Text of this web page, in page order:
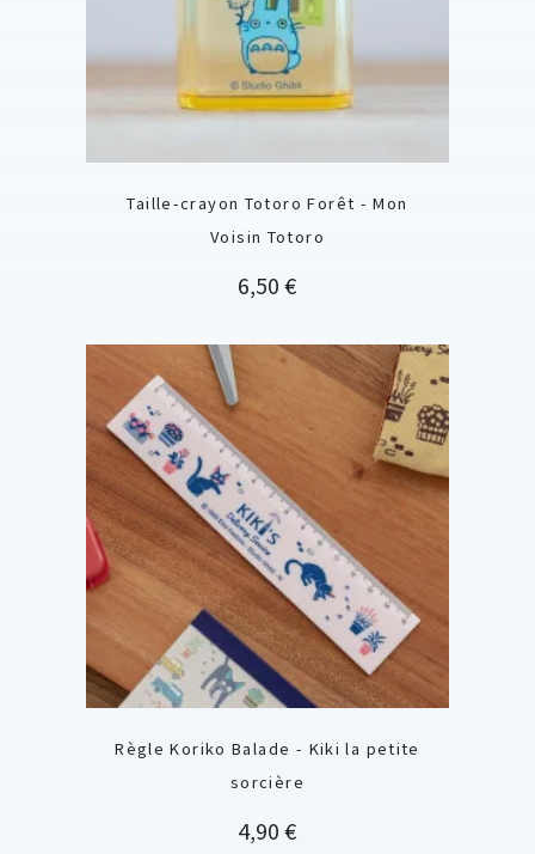
Taille-crayon Totoro Forêt - Mon
Voisin Totoro
Prix
6,50 €
Règle Koriko Balade - Kiki la petite
sorcière
Prix
4,90 €